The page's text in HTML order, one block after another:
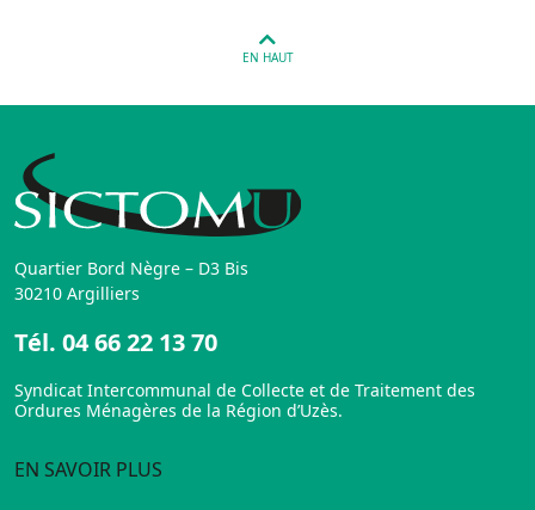
EN HAUT
Quartier Bord Nègre – D3 Bis
30210 Argilliers
Tél. 04 66 22 13 70
Syndicat Intercommunal de Collecte et de Traitement des
Ordures Ménagères de la Région d’Uzès.
EN SAVOIR PLUS